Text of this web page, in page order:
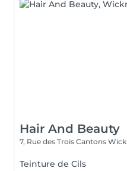
Hair And Beauty
7, Rue des Trois Cantons
Teinture de Cils